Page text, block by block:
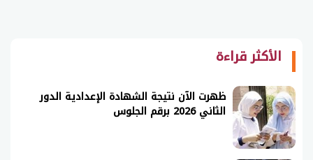
الأكثر قراءة
ظهرت الآن نتيجة الشهادة الإعدادية الدور
الثاني 2026 برقم الجلوس